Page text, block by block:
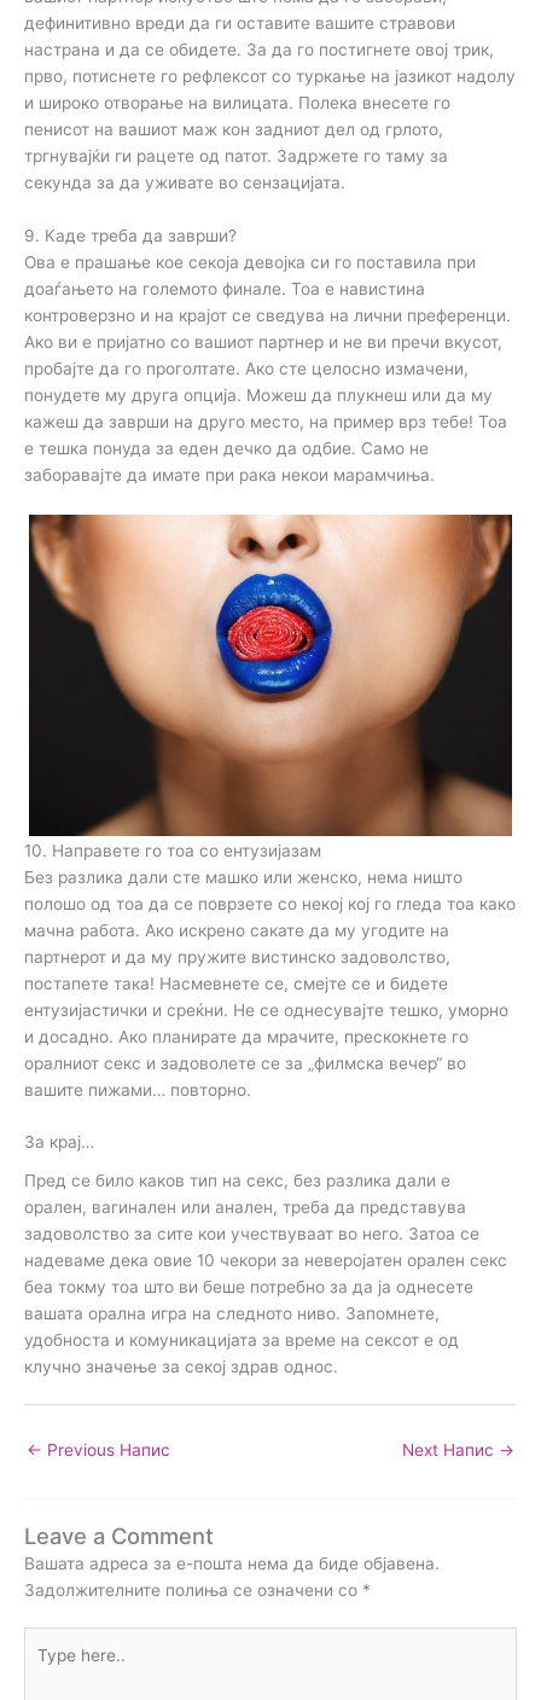
дефинитивно вреди да ги оставите вашите стравови
настрана и да се обидете. За да го постигнете овој трик,
прво, потиснете го рефлексот со туркање на јазикот надолу
и широко отворање на вилицата. Полека внесете го
пенисот на вашиот маж кон задниот дел од грлото,
тргнувајќи ги рацете од патот. Задржете го таму за
секунда за да уживате во сензацијата.
9. Каде треба да заврши?
Ова е прашање кое секоја девојка си го поставила при
доаѓањето на големото финале. Тоа е навистина
контроверзно и на крајот се сведува на лични преференци.
Ако ви е пријатно со вашиот партнер и не ви пречи вкусот,
пробајте да го проголтате. Ако сте целосно измачени,
понудете му друга опција. Можеш да плукнеш или да му
кажеш да заврши на друго место, на пример врз тебе! Тоа
е тешка понуда за еден дечко да одбие. Само не
заборавајте да имате при рака некои марамчиња.
10. Направете го тоа со ентузијазам
Без разлика дали сте машко или женско, нема ништо
полошо од тоа да се поврзете со некој кој го гледа тоа како
мачна работа. Ако искрено сакате да му угодите на
партнерот и да му пружите вистинско задоволство,
постапете така! Насмевнете се, смејте се и бидете
ентузијастички и среќни. Не се однесувајте тешко, уморно
и досадно. Ако планирате да мрачите, прескокнете го
оралниот секс и задоволете се за „филмска вечер“ во
вашите пижами… повторно.
За крај…
Пред се било каков тип на секс, без разлика дали е
орален, вагинален или анален, треба да представува
задоволство за сите кои учествуваат во него. Затоа се
надеваме дека овие 10 чекори за неверојатен орален секс
беа токму тоа што ви беше потребно за да ја однесете
вашата орална игра на следното ниво. Запомнете,
удобноста и комуникацијата за време на сексот е од
клучно значење за секој здрав однос.
← Previous Напис Next Напис →
Leave a Comment
Вашата адреса за е-пошта нема да биде објавена.
Задолжителните полиња се означени со *
here..